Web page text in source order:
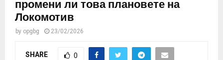
промени ли това плановете на
Локомотив
by opgbg 23/02/2026
SHARE 0